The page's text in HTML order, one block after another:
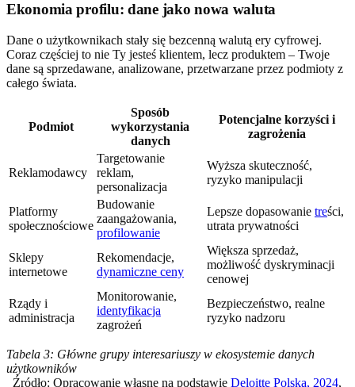
Ekonomia profilu: dane jako nowa waluta
Dane o użytkownikach stały się bezcenną walutą ery cyfrowej.
Coraz częściej to nie Ty jesteś klientem, lecz produktem – Twoje
dane są sprzedawane, analizowane, przetwarzane przez podmioty z
całego świata.
Podmiot
Sposób
wykorzystania
danych
Potencjalne korzyści i
zagrożenia
Reklamodawcy
Targetowanie
reklam,
personalizacja
Wyższa skuteczność,
ryzyko manipulacji
Platformy
społecznościowe
Budowanie
zaangażowania,
profilowanie
Lepsze dopasowanie treści,
utrata prywatności
Sklepy
internetowe
Rekomendacje,
dynamiczne ceny
Większa sprzedaż,
możliwość dyskryminacji
cenowej
Rządy i
administracja
Monitorowanie,
identyfikacja
zagrożeń
Bezpieczeństwo, realne
ryzyko nadzoru
Tabela 3: Główne grupy interesariuszy w ekosystemie danych
użytkowników
_Źródło: Opracowanie własne na podstawie Deloitte Polska, 2024,